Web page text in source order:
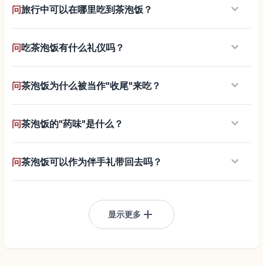
问旅行中可以在哪里吃到茶泡饭？ keyboard_arrow_down
问吃茶泡饭有什么礼仪吗？ keyboard_arrow_down
问茶泡饭为什么被当作"收尾"来吃？ keyboard_arrow_down
问茶泡饭的"药味"是什么？ keyboard_arrow_down
问茶泡饭可以作为伴手礼带回去吗？ keyboard_arrow_down
显示更多 add